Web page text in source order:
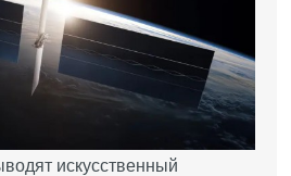
искусственный